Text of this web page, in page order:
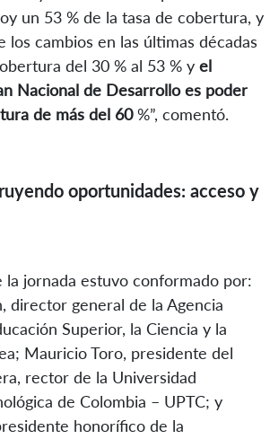
un 53 % de la tasa de cobertura, y
los cambios en las últimas décadas
del 30 % al 53 % y el
Nacional de Desarrollo es poder
de más del 60%”, comentó.
oportunidades: acceso y
la jornada estuvo conformado por:
director general de la Agencia
Superior, la Ciencia y la
Mauricio Toro, presidente del
rector de la Universidad
de Colombia – UPTC; y
honorífico de la